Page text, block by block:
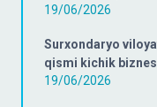
19/06/2026
Surxondaryo
qismi kichik
19/06/2026